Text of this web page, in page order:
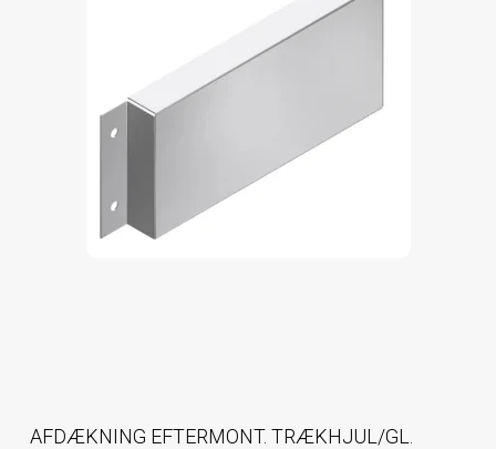
AFDÆKNING EFTERMONT. TRÆKHJUL/GL.